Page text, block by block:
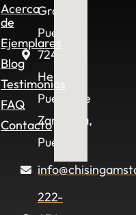
Acerca
de
Ejemplares
Blog
Testimonios
FAQ
Contacto
Granjas
Puebla,
72490
Heroica
Puebla de
Zaragoza,
Pue.
222-